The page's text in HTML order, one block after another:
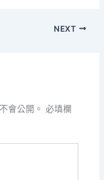
NEXT
會公開。 必填欄